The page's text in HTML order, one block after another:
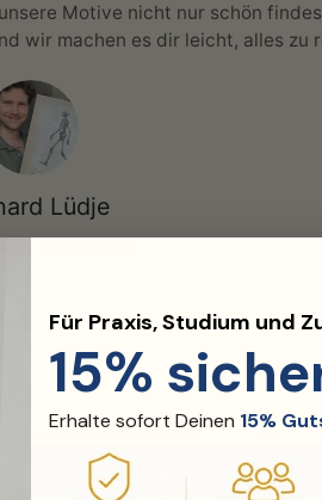
Motive nicht nur schön
wir machen es dir leicht, alles zu
Lüdje
Für Praxis, Studium und
15%
Erhalte sofort Deinen 15%